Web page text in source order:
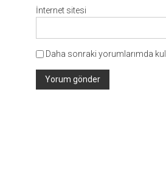
İnternet sitesi
Daha sonraki yorumlarımda